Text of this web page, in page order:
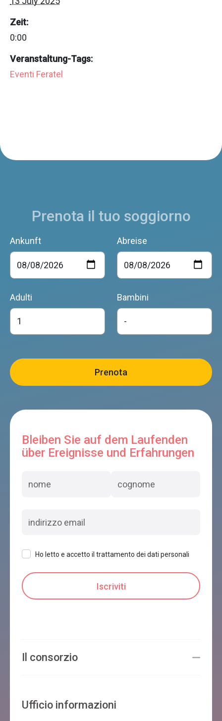
Zeit:
0:00
Veranstaltung-Tags:
Eventi Feratel
Prenota il tuo soggiorno
Ankunft Abreise
Adulti Bambini
Bleiben Sie auf dem Laufenden
über Ereignisse und Erfahrungen
Ho letto e accetto il trattamento dei dati personali
Il consorzio
Ufficio informazioni